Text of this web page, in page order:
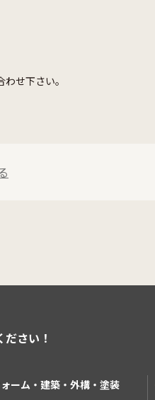
せ下さい。
さい！
ーム・建築・外構・塗装